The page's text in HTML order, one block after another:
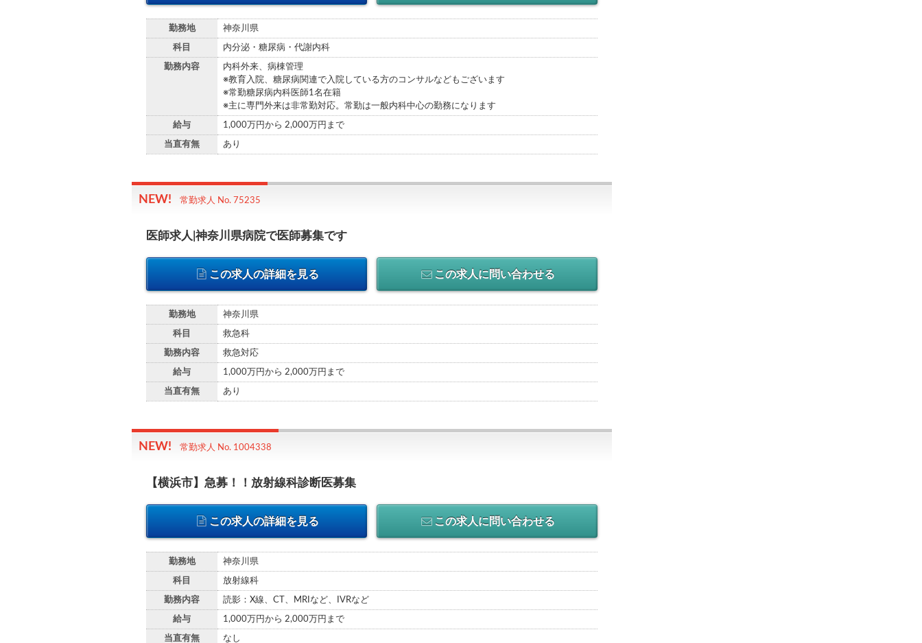
勤務地 神奈川県
科目 内分泌・糖尿病・代謝内科
勤務内容
内科外来、病棟管理
※教育入院、糖尿病関連で入院している方のコンサルなどもございます
※常勤糖尿病内科医師1名在籍
※主に専門外来は非常勤対応。常勤は一般内科中心の勤務になります
給与 1,000万円から 2,000万円まで
当直有無 あり
常勤求人 No. 75235
医師求人|神奈川県病院で医師募集です
この求人の詳細を見る この求人に問い合わせる
勤務地 神奈川県
科目 救急科
勤務内容 救急対応
給与 1,000万円から 2,000万円まで
当直有無 あり
常勤求人 No. 1004338
【横浜市】急募！！放射線科診断医募集
この求人の詳細を見る この求人に問い合わせる
勤務地 神奈川県
科目 放射線科
勤務内容 読影：X線、CT、MRIなど、IVRなど
給与 1,000万円から 2,000万円まで
当直有無 なし